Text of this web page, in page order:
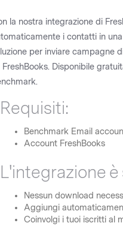
la nostra integrazione di
i contatti in
per inviare campagne
FreshBooks. Disponibile
Requisiti:
Benchmark Email
Account FreshBooks
L'integrazione
Nessun download
Aggiungi
Coinvolgi i tuoi iscritti al